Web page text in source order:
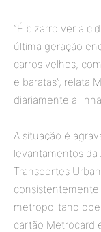
“É bizarro ver a
última geração
carros velhos,
e baratas”, relata
diariamente a
A situação é
levantamentos da
Transportes
consistentemente
metropolitano
cartão Metrocard